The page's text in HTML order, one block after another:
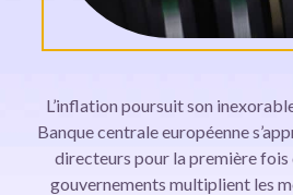
L’inflation poursuit son
Banque centrale européenne
directeurs pour la première fois
gouvernements multiplient les